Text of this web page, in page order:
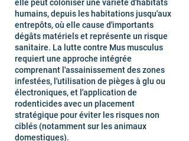
elle peut coloniser une variété d'habitats
humains, depuis les habitations jusqu'aux
entrepôts, où elle cause d'importants
dégâts matériels et représente un risque
sanitaire. La lutte contre Mus musculus
requiert une approche intégrée
comprenant l'assainissement des zones
infestées, l'utilisation de pièges à glu ou
électroniques, et l'application de
rodenticides avec un placement
stratégique pour éviter les risques non
ciblés (notamment sur les animaux
domestiques).